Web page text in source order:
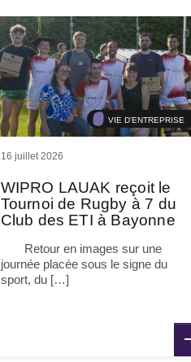
VIE D'ENTREPRISE
16 juillet 2026
WIPRO LAUAK reçoit le
Tournoi de Rugby à 7 du
Club des ETI à Bayonne
Retour en images sur une
journée placée sous le signe du
sport, du […]